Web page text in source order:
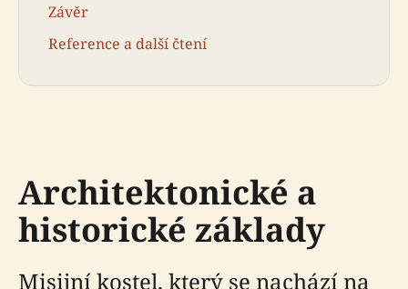
Závěr
Reference a další čtení
Architektonické a
historické základy
Misijní kostel, který se nachází na